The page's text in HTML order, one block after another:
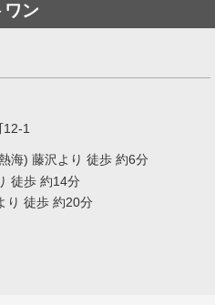
ワン
1
海) 藤沢より 徒歩 約6分
徒歩 約14分
り 徒歩 約20分